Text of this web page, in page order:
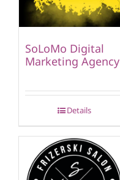
SoLoMo Digital
Marketing Agency
Details